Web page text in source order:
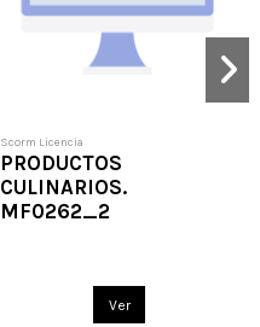
Scorm Licencia
PRODUCTOS
CULINARIOS.
MF0262_2
Ver